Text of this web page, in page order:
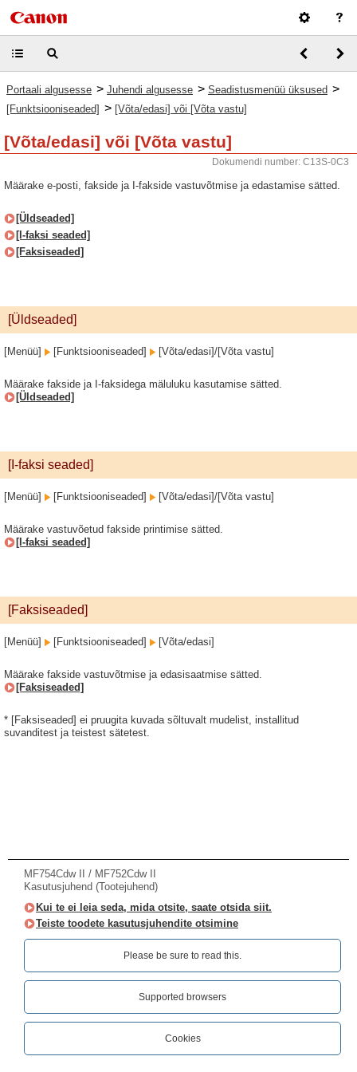
Portaali algusesse > Juhendi algusesse > Seadistusmenüü üksused >
[Funktsiooniseaded] > [Võta/edasi] või [Võta vastu]
[Võta/edasi] või [Võta vastu]
Dokumendi number: C13S-0C3
Määrake e-posti, fakside ja I-fakside vastuvõtmise ja edastamise sätted.
[Üldseaded]
[I-faksi seaded]
[Faksiseaded]
[Üldseaded]
[Menüü] [Funktsiooniseaded] [Võta/edasi]/[Võta vastu]
Määrake fakside ja I-faksidega mäluluku kasutamise sätted.
[Üldseaded]
[I-faksi seaded]
[Menüü] [Funktsiooniseaded] [Võta/edasi]/[Võta vastu]
Määrake vastuvõetud fakside printimise sätted.
[I-faksi seaded]
[Faksiseaded]
[Menüü] [Funktsiooniseaded] [Võta/edasi]
Määrake fakside vastuvõtmise ja edasisaatmise sätted.
[Faksiseaded]
* [Faksiseaded] ei pruugita kuvada sõltuvalt mudelist, installitud
suvanditest ja teistest sätetest.
MF754Cdw II / MF752Cdw II
Kasutusjuhend (Tootejuhend)
Kui te ei leia seda, mida otsite, saate otsida siit.
Teiste toodete kasutusjuhendite otsimine
Please be sure to read this.‎
Supported browsers
Cookies